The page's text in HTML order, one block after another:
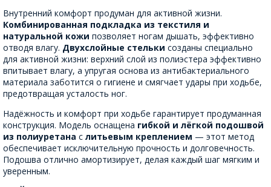
Внутренний комфорт продуман для активной жизни.
Комбинированная подкладка из текстиля и
натуральной кожи позволяет ногам дышать, эффективно
отводя влагу. Двухслойные стельки созданы специально
для активной жизни: верхний слой из полиэстера эффективно
впитывает влагу, а упругая основа из антибактериального
материала заботится о гигиене и смягчает удары при ходьбе,
предотвращая усталость ног.
Надёжность и комфорт при ходьбе гарантирует продуманная
конструкция. Модель оснащена гибкой и лёгкой подошвой
из полиуретана с литьевым креплением — этот метод
обеспечивает исключительную прочность и долговечность.
Подошва отлично амортизирует, делая каждый шаг мягким и
уверенным.